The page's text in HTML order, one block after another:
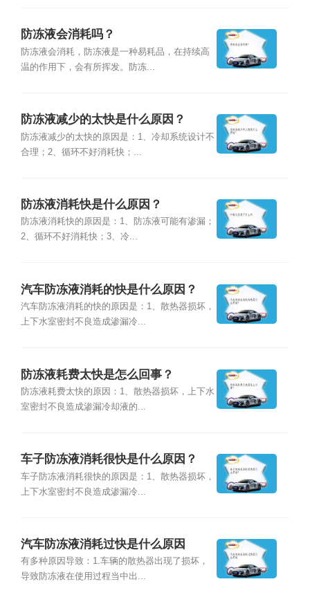
防冻液会消耗吗？
防冻液会消耗，防冻液是一种易耗品，在持续高
温的作用下，会有所挥发。防冻...
防冻液减少的太快是什么原因？
防冻液减少的太快的原因是：1、冷却系统设计不
合理；2、循环不好消耗快；...
防冻液消耗快是什么原因？
防冻液消耗快的原因是：1、防冻液可能有渗漏；
2、循环不好消耗快；3、冷...
汽车防冻液消耗的快是什么原因？
汽车防冻液消耗的快的原因是：1、散热器损坏，
上下水室密封不良造成渗漏冷...
防冻液耗费太快是怎么回事？
防冻液耗费太快的原因：1、散热器损坏，上下水
室密封不良造成渗漏冷却液的...
车子防冻液消耗很快是什么原因？
车子防冻液消耗很快的原因是：1、散热器损坏，
上下水室密封不良造成渗漏冷...
汽车防冻液消耗过快是什么原因
有多种原因导致：1.车辆的散热器出现了损坏，
导致防冻液在使用过程当中出...